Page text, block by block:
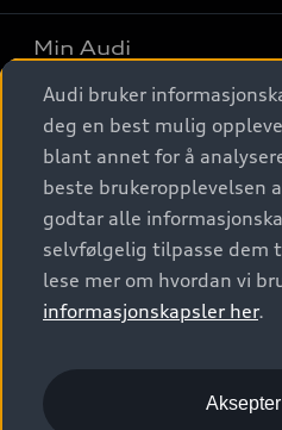
Sammenlign bilmodeller
Elbiler
SUV
Stasjonsvogn
Sportback
S/RS
Konseptbiler og prototyper
Kjøpshjelp
Biler på lager
Finn forhandler
Bestill prøvekjøring
Kontakt forhandler
Bilgarantier
Min Audi
Behold nybilfølelsen
Audi Originalt tilbehør
Verkstedtjenester
Digitale tjenester
Audi digitale tjenester
Audi connect
Functions on demand
Kom i gang med myAudi
Audi Norge
Kundeservice
Audi Driving Experience
© 2026 AUDI NORGE. All
Imprint
Audi bruker
deg en best mulig
blant annet for å
beste brukeropplevelsen
godtar alle
selvfølgelig tilpasse dem
lese mer om hvordan vi
informasjonskapsler her.